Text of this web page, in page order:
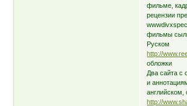
фильме,
рецензии
фильмы
Руском
http://
обложки
Два сайта с
и
английском,
http://